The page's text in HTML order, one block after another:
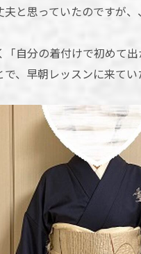
と思っていたのですが、、
「自分の着付けで初めて
で、早朝レッスンに来て